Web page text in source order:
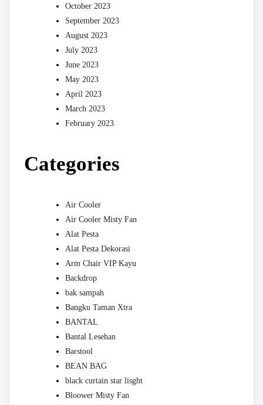
October 2023
September 2023
August 2023
July 2023
June 2023
May 2023
April 2023
March 2023
February 2023
Categories
Air Cooler
Air Cooler Misty Fan
Alat Pesta
Alat Pesta Dekorasi
Arm Chair VIP Kayu
Backdrop
bak sampah
Bangku Taman Xtra
BANTAL
Bantal Lesehan
Barstool
BEAN BAG
black curtain star lisght
Bloower Misty Fan